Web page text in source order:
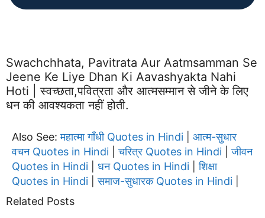
Swachchhata, Pavitrata Aur Aatmsamman Se
Jeene Ke Liye Dhan Ki Aavashyakta Nahi
Hoti | स्वच्छता,पवित्रता और आत्मसम्मान से जीने के लिए
धन की आवश्यकता नहीं होती.
Also See:महात्मा गाँधी Quotes in Hindi
आत्म-सुधार
वचन Quotes in Hindi |चरित्र Quotes in Hindi |जीवन
Quotes in Hindi
धन Quotes in Hindi |शिक्षा
Quotes in Hindi |समाज-सुधारक Quotes in Hindi
Related Posts